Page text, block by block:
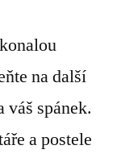
na další
spánek.
a postele